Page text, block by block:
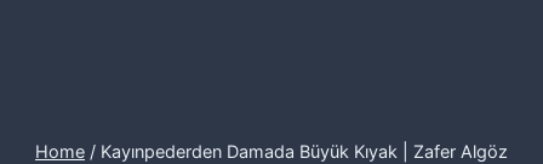
Home / Kayınpederden Damada Büyük Kıyak | Zafer Algöz